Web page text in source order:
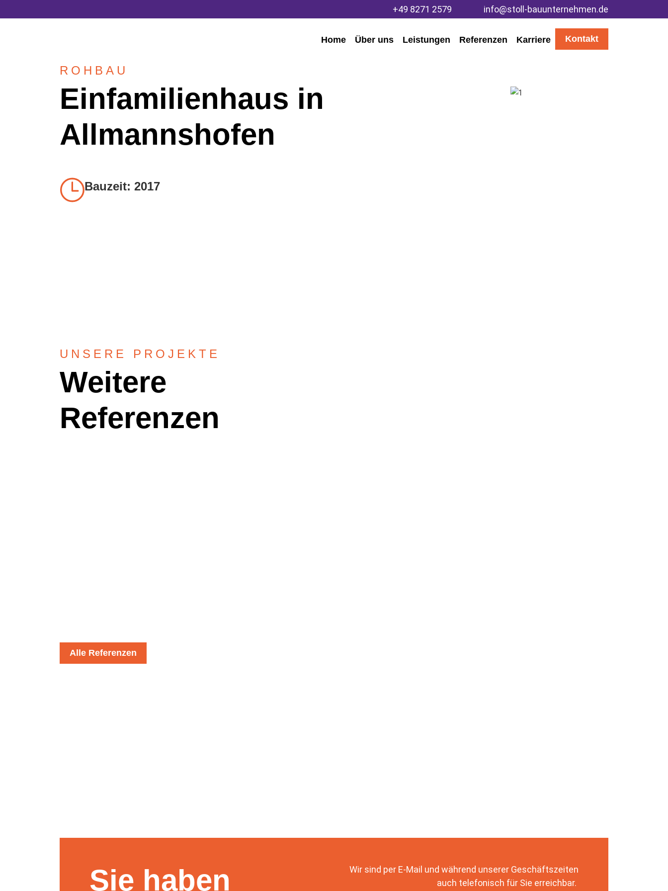
+49 8271 2579 info@stoll-bauunternehmen.de
Kontakt
Home Über uns Leistungen Referenzen Karriere
ROHBAU
Einfamilienhaus in
Allmannshofen
Bauzeit: 2017
UNSERE PROJEKTE
Weitere
Referenzen
Alle Referenzen
Sie haben
Wir sind per E-Mail und während unserer Geschäftszeiten
auch telefonisch für Sie erreichbar.